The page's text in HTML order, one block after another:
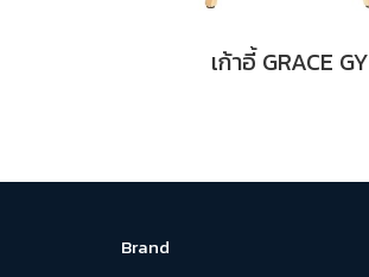
เก้าอี้ GRACE GY
Brand